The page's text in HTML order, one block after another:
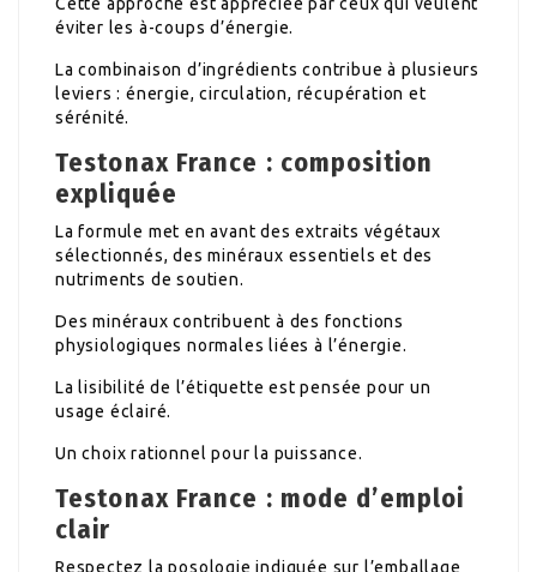
éviter les à-coups d’énergie.
La combinaison d’ingrédients contribue à plusieurs
leviers : énergie, circulation, récupération et
sérénité.
Testonax France : composition
expliquée
La formule met en avant des extraits végétaux
sélectionnés, des minéraux essentiels et des
nutriments de soutien.
Des minéraux contribuent à des fonctions
physiologiques normales liées à l’énergie.
La lisibilité de l’étiquette est pensée pour un
usage éclairé.
Un choix rationnel pour la puissance.
Testonax France : mode d’emploi
clair
Respectez la posologie indiquée sur l’emballage